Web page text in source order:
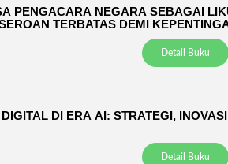
PENGACARA NEGARA SEBAGAI
TERBATAS DEMI
Detail Buku
DI ERA AI: STRATEGI,
Detail Buku